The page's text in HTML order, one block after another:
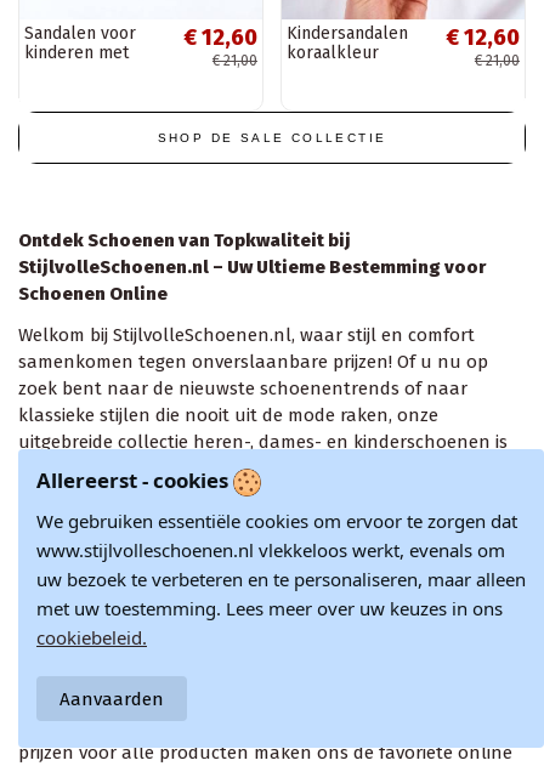
Sandalen voor
kinderen met
€ 12,60
€ 21,00
Kindersandalen
koraalkleur
€ 12,60
€ 21,00
SHOP DE SALE COLLECTIE
Ontdek Schoenen van Topkwaliteit bij
StijlvolleSchoenen.nl – Uw Ultieme Bestemming voor
Schoenen Online
Welkom bij StijlvolleSchoenen.nl, waar stijl en comfort
samenkomen tegen onverslaanbare prijzen! Of u nu op
zoek bent naar de nieuwste schoenentrends of naar
klassieke stijlen die nooit uit de mode raken, onze
uitgebreide collectie heren-, dames- en kinderschoenen is
ontworpen om aan elke smaak en gelegenheid te voldoen.
Grote Selectie: Dompel uzelf onder in een wereld van
mogelijkheden met onze enorme collectie schoenen. Van
elegante sneakers en stijlvolle pumps tot robuuste laarzen
en comfortabele sandalen – vind het perfecte paar dat bij
Betaalbare Prijzen
zonder uw budget te overschrijden. Onze concurrerende
prijzen voor alle producten maken ons de favoriete online
Allereerst - cookies
We gebruiken essentiële cookies om ervoor te zorgen dat
www.stijlvolleschoenen.nl vlekkeloos werkt, evenals om
uw bezoek te verbeteren en te personaliseren, maar alleen
met uw toestemming. Lees meer over uw keuzes in ons
cookiebeleid.
Aanvaarden